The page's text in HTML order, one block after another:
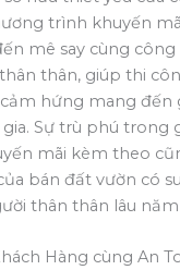
trình khuyến
mê say cùng
thân, giúp thi
hứng mang đến
Sự trù phú trong
mãi kèm theo
bán đất vườn có
thân thân lâu năm
Hàng cùng An